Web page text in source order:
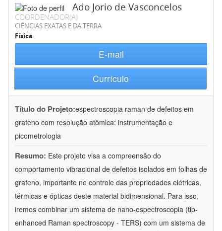
Ado Jorio de Vasconcelos
COORDENADOR(A)
CIÊNCIAS EXATAS E DA TERRA
Física
E-mail
Currículo
Título do Projeto:espectroscopia raman de defeitos em
grafeno com resolução atômica: instrumentação e
picometrologia
Resumo: Este projeto visa a compreensão do
comportamento vibracional de defeitos isolados em folhas de
grafeno, importante no controle das propriedades elétricas,
térmicas e ópticas deste material bidimensional. Para isso,
iremos combinar um sistema de nano-espectroscopia (tip-
enhanced Raman spectroscopy - TERS) com um sistema de